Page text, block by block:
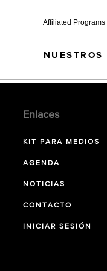
Affiliated Programs
NUESTROS
Enlaces
KIT PARA MEDIOS
AGENDA
NOTICIAS
CONTACTO
INICIAR SESIÓN